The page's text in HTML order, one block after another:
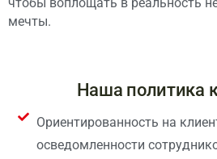
мечты.
Наша политика
Ориентированность на
осведомленности